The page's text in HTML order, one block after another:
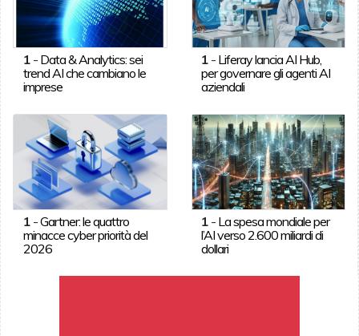
1- Data & Analytics: sei
trend AI che cambiano le
imprese
1 - Liferay lancia AI Hub,
per governare gli agenti AI
aziendali
1-Gartner: le quattro
minacce cyber priorità del
2026
1 - La spesa mondiale per
l’AI verso 2.600 miliardi di
dollari